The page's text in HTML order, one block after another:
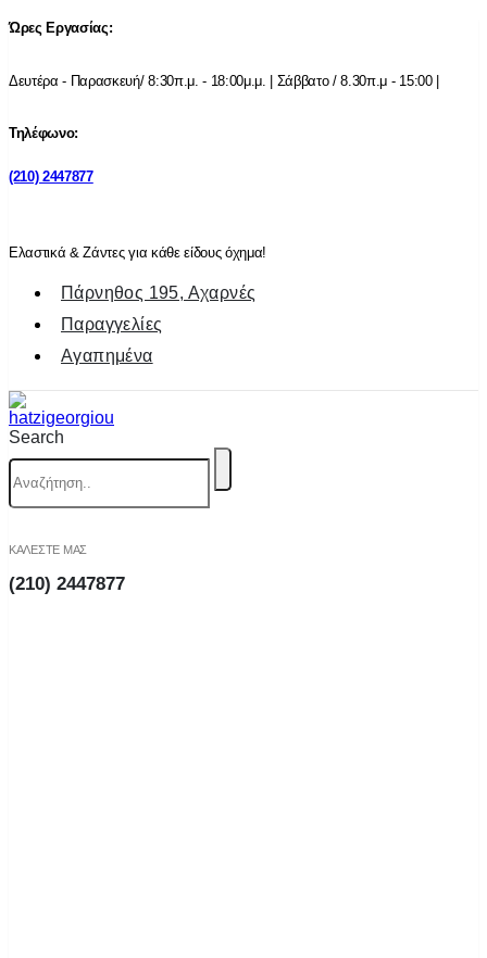
Ώρες Εργασίας:
Δευτέρα - Παρασκευή/ 8:30π.μ. - 18:00μ.μ. | Σάββατο / 8.30π.μ - 15:00 |
Τηλέφωνο:
(210) 2447877
Ελαστικά & Ζάντες για κάθε είδους όχημα!
Πάρνηθος 195, Αχαρνές
Παραγγελίες
Αγαπημένα
Search
ΚΑΛΕΣΤΕ ΜΑΣ
(210) 2447877